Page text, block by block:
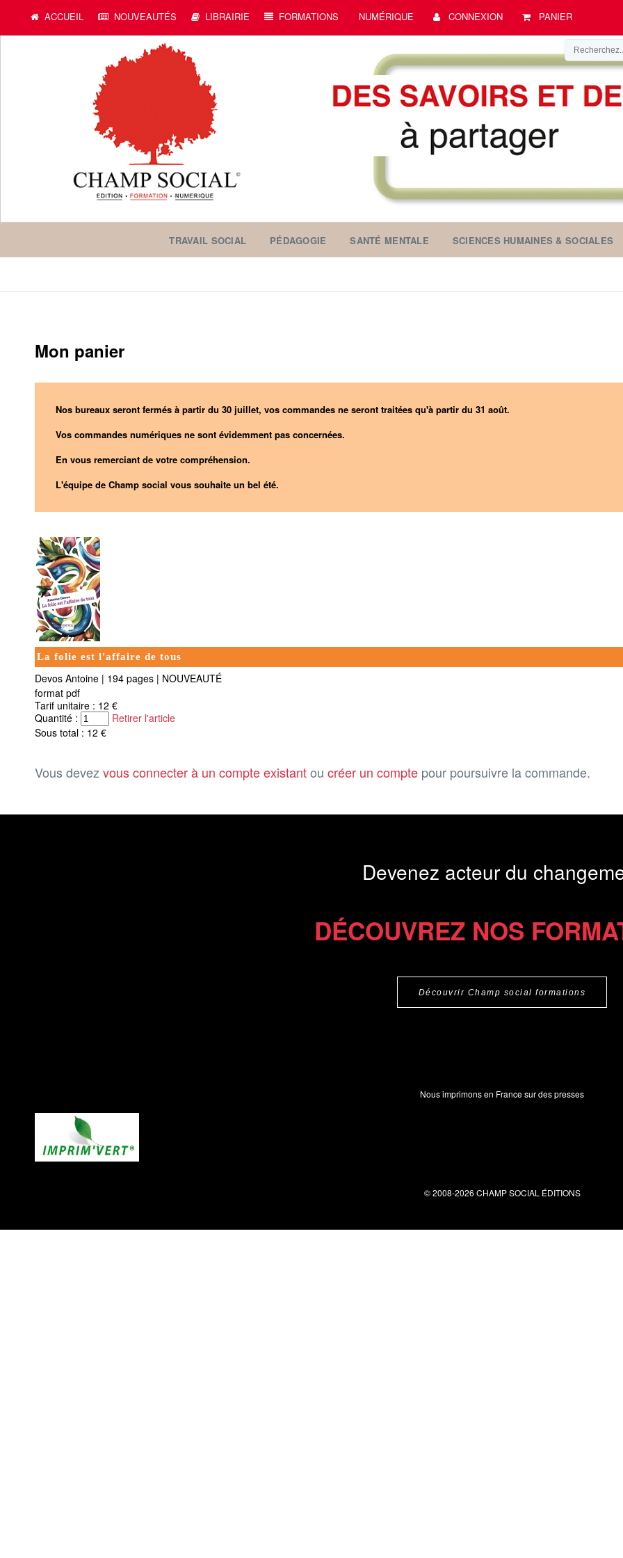
ACCUEIL NOUVEAUTÉS LIBRAIRIE FORMATIONS NUMÉRIQUE CONNEXION PANIER
TRAVAIL SOCIAL PÉDAGOGIE SANTÉ MENTALE SCIENCES HUMAINES & SOCIALES
Mon panier
Nos bureaux seront fermés à partir du 30 juillet, vos commandes ne seront traitées qu'à partir du 31 août.
Vos commandes numériques ne sont évidemment pas concernées.
En vous remerciant de votre compréhension.
L'équipe de Champ social vous souhaite un bel été.
La folie est l'affaire de tous
Devos Antoine | 194 pages | NOUVEAUTÉ
format pdf
Tarif unitaire : 12 €
Quantité :
Retirer l'article
Sous total : 12 €
Vous devezvous connecter à un compte existantou créer un compte pour poursuivre la commande.
Devenez acteur du
DÉCOUVREZ NOS
Découvrir Champ social formations
Nous imprimons en France sur des presses
© 2008-2026 CHAMP SOCIAL ÉDITIONS